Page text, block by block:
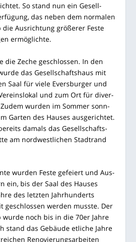
So stand nun ein Gesell­
das neben dem nor­ma­len
Aus­rich­tung grö­ße­rer Fes­te
ermöglichte.
die Zeche geschlos­sen. In den
das Gesell­schafts­haus mit
Saal für vie­le Ever­s­bur­ger und
und zum Ort für diver­
wur­den im Som­mer sonn­
Gar­ten des Hau­ses aus­ge­rich­tet.
damals das Gesell­schafts­
am nord­west­li­chen Stadt­rand
wur­den Fes­te gefei­ert und Aus­
ein, bis der Saal des Hau­ses
des letz­ten Jahr­hun­derts
geschlos­sen wer­den muss­te. Der
noch bis in die 70er Jah­re
stand das Gebäu­de etli­che Jah­re
Reno­vie­rungs­ar­bei­ten